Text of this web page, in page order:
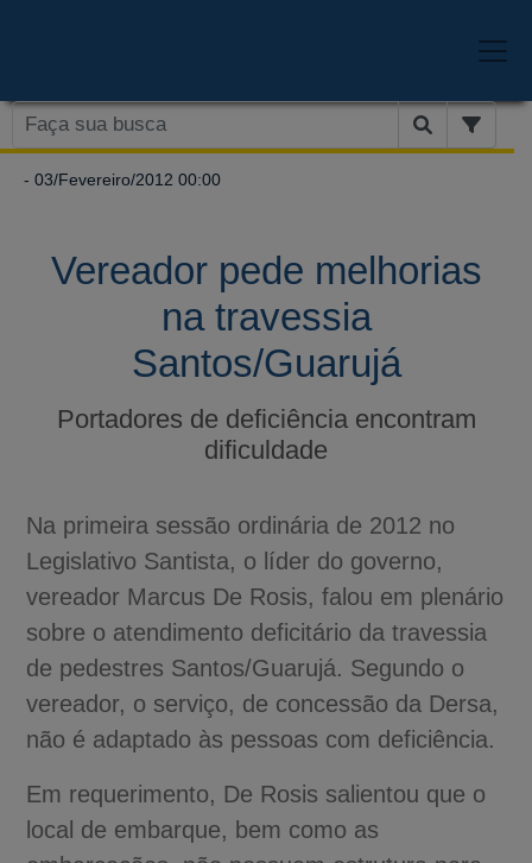
- 03/Fevereiro/2012 00:00
Vereador pede melhorias
na travessia
Santos/Guarujá
Portadores de deficiência encontram
dificuldade
Na primeira sessão ordinária de 2012 no
Legislativo Santista, o líder do governo,
vereador Marcus De Rosis, falou em plenário
sobre o atendimento deficitário da travessia
de pedestres Santos/Guarujá. Segundo o
vereador, o serviço, de concessão da Dersa,
não é adaptado às pessoas com deficiência.
Em requerimento, De Rosis salientou que o
local de embarque, bem como as